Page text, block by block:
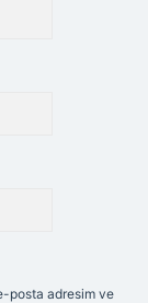
posta adresim ve